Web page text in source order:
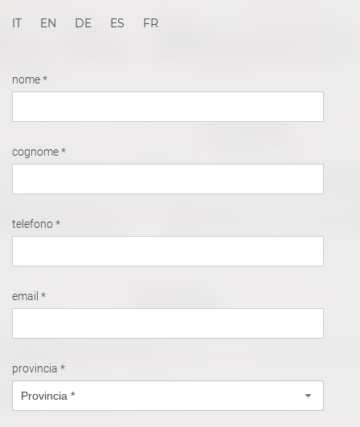
IT EN DE ES FR
nome *
cognome *
telefono *
email *
provincia *
Provincia *